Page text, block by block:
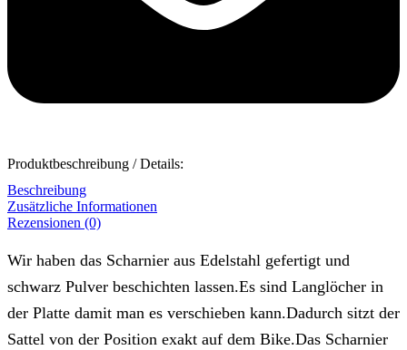
Produktbeschreibung / Details:
Beschreibung
Zusätzliche Informationen
Rezensionen (0)
Wir haben das Scharnier aus Edelstahl gefertigt und
schwarz Pulver beschichten lassen.Es sind Langlöcher in
der Platte damit man es verschieben kann.Dadurch sitzt der
Sattel von der Position exakt auf dem Bike.Das Scharnier